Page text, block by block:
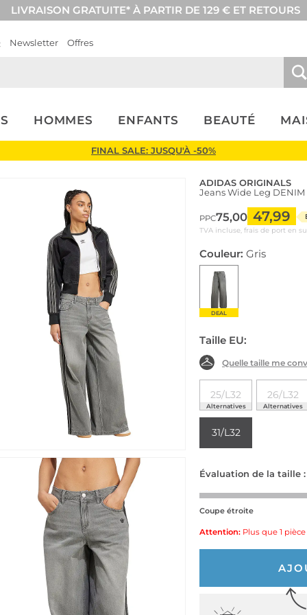
LIVRAISON GRATUITE* À PARTIR DE 129 € ET RETOURS
Newsletter Offres
HOMMES ENFANTS BEAUTÉ
FINAL SALE: JUSQU'À -50%
ADIDAS ORIGINALS
Jeans Wide Leg DENIM
PPC75,00 47,99
TVA incluse, frais de port en
Couleur: Gris
DEAL
Taille EU:
Quelle taille me
25/L32
Alternatives
26/L32
Alternatives
31/L32
Évaluation de la taille :
Coupe étroite
Attention: Plus que 1